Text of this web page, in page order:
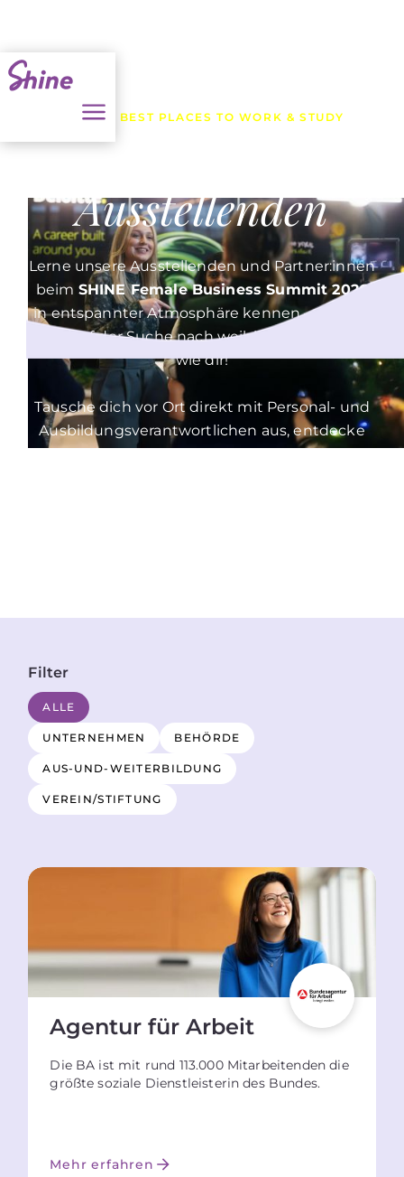
SHINE'S BEST PLACES TO WORK & STUDY
Ausstellenden
Lerne unsere Ausstellenden und Partner:innen
beim SHINE Female Business Summit 2026
in entspannter Atmosphäre kennen – sie sind
aktiv auf der Suche nach weiblichen* Talenten
wie dir!
Tausche dich vor Ort direkt mit Personal- und
Ausbildungsverantwortlichen aus, entdecke
spannende Karrierewege und sichere dir deine
Filter
ALLE
UNTERNEHMEN BEHÖRDE
AUS-UND-WEITERBILDUNG
VEREIN/STIFTUNG
Agentur für Arbeit
Die BA ist mit rund 113.000 Mitarbeitenden die
größte soziale Dienstleisterin des Bundes.
Mehr erfahren